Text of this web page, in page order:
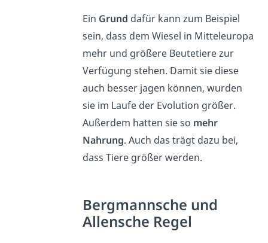
Ein Grund dafür kann zum Beispiel
sein, dass dem Wiesel in Mitteleuropa
mehr und größere Beutetiere zur
Verfügung stehen. Damit sie diese
auch besser jagen können, wurden
sie im Laufe der Evolution größer.
Außerdem hatten sie so mehr
Nahrung. Auch das trägt dazu bei,
dass Tiere größer werden.
Bergmannsche und
Allensche Regel